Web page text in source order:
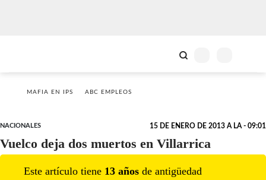
MAFIA EN IPS ABC EMPLEOS
NACIONALES 15 DE ENERO DE 2013 A LA - 09:01
Vuelco deja dos muertos en Villarrica
Este artículo tiene 13 años de antigüedad